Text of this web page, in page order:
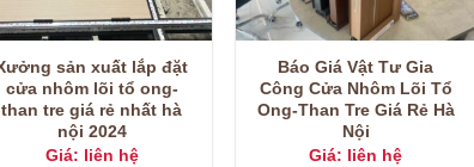
sản xuất lắp đặt
cửa nhôm lõi tổ ong-
than tre giá rẻ nhất hà
nội 2024
Giá: liên hệ
Báo Giá Vật Tư Gia
Công Cửa Nhôm Lõi Tổ
Ong-Than Tre Giá Rẻ Hà
Nội
Giá: liên hệ